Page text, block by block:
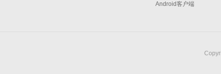
Android客户端